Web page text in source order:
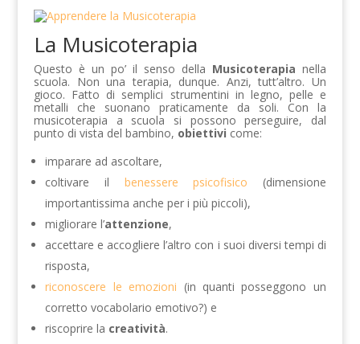
La Musicoterapia
Questo è un po’ il senso della Musicoterapia nella
scuola. Non una terapia, dunque. Anzi, tutt’altro. Un
gioco. Fatto di semplici strumentini in legno, pelle e
metalli che suonano praticamente da soli. Con la
musicoterapia a scuola si possono perseguire, dal
punto di vista del bambino, obiettivi come:
imparare ad ascoltare,
coltivare il benessere psicofisico (dimensione
importantissima anche per i più piccoli),
migliorare l’attenzione,
accettare e accogliere l’altro con i suoi diversi tempi di
risposta,
riconoscere le emozioni (in quanti posseggono un
corretto vocabolario emotivo?) e
riscoprire la creatività.